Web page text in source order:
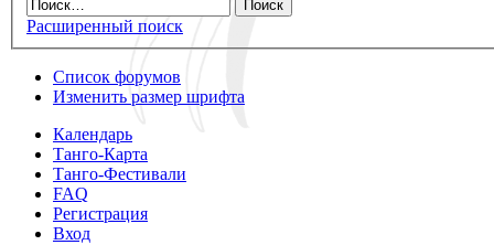
Расширенный поиск
Список форумов
Изменить размер шрифта
Календарь
Танго-Карта
Танго-Фестивали
FAQ
Регистрация
Вход